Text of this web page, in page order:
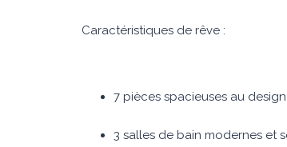
Caractéristiques de rêve :
7 pièces spacieuses au
3 salles de bain modernes et